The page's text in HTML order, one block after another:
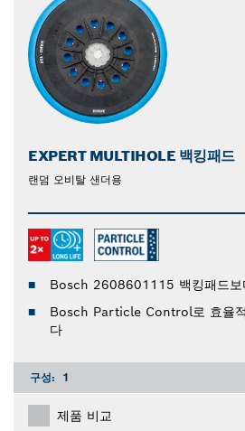
EXPERT MULTIHOLE 백킹패드
랜덤 오비탈 샌더용
Bosch 2608601115 백킹패드보
Bosch Particle Control로 효율
다
구성: 1
제품 비교